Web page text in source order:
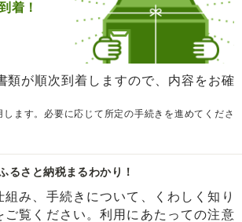
着！
類が順次到着しますので、内容をお確
ます。必要に応じて所定の手続きを進めてくださ
るさと納税まるわかり！
み、手続きについて、くわしく知り
ご覧ください。利用にあたっての注意